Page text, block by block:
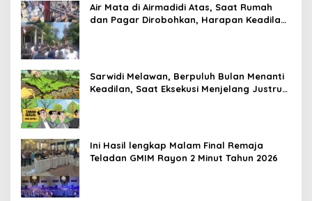
Air Mata di Airmadidi Atas, Saat Rumah
dan Pagar Dirobohkan, Harapan Keadilan
Sarwidi Melawan, Berpuluh Bulan Menanti
Keadilan, Saat Eksekusi Menjelang Justru
Ini Hasil lengkap Malam Final Remaja
Teladan GMIM Rayon 2 Minut Tahun 2026